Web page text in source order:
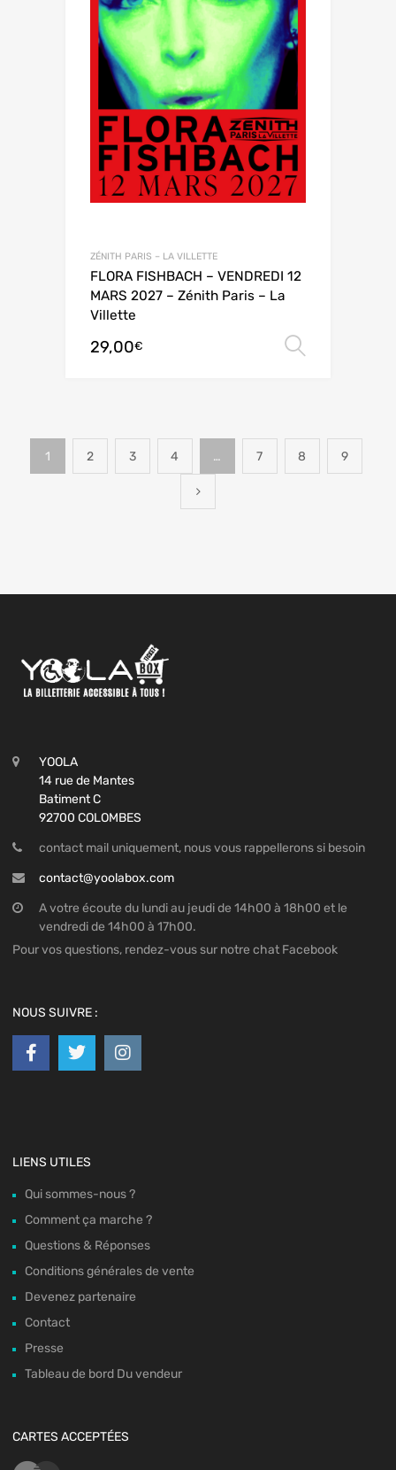
ZÉNITH PARIS – LA VILLETTE
FLORA FISHBACH – VENDREDI 12
MARS 2027 – Zénith Paris – La
Villette
29,00€
1 2 3 4 … 7 8 9
YOOLA
14 rue de Mantes
Batiment C
92700 COLOMBES
contact mail uniquement, nous vous rappellerons si besoin
contact@yoolabox.com
A votre écoute du lundi au jeudi de 14h00 à 18h00 et le
vendredi de 14h00 à 17h00.
Pour vos questions, rendez-vous sur notre chat Facebook
NOUS SUIVRE :
LIENS UTILES
Qui sommes-nous ?
Comment ça marche ?
Questions & Réponses
Conditions générales de vente
Devenez partenaire
Contact
Presse
Tableau de bord Du vendeur
CARTES ACCEPTÉES